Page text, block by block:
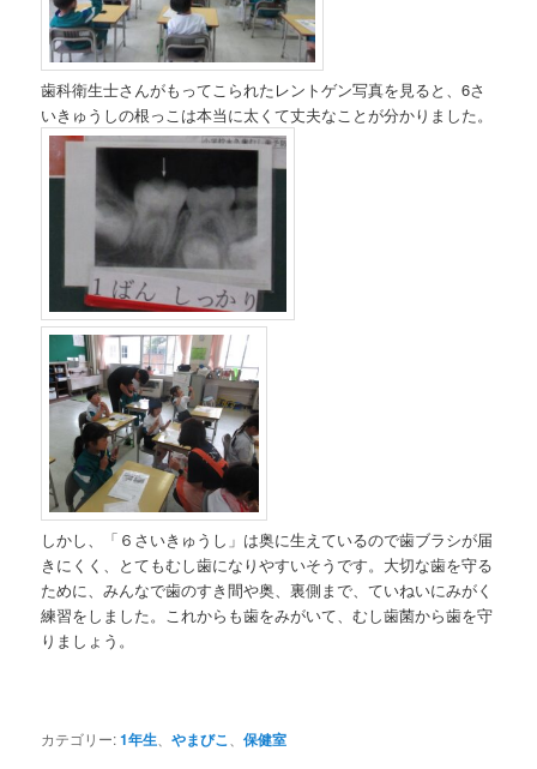
歯科衛生士さんがもってこられたレントゲン写真を見ると、6さ
いきゅうしの根っこは本当に太くて丈夫なことが分かりました。
しかし、「６さいきゅうし」は奥に生えているので歯ブラシが届
きにくく、とてもむし歯になりやすいそうです。大切な歯を守る
ために、みんなで歯のすき間や奥、裏側まで、ていねいにみがく
練習をしました。これからも歯をみがいて、むし歯菌から歯を守
りましょう。
カテゴリー:1年生 、やまびこ 、保健室